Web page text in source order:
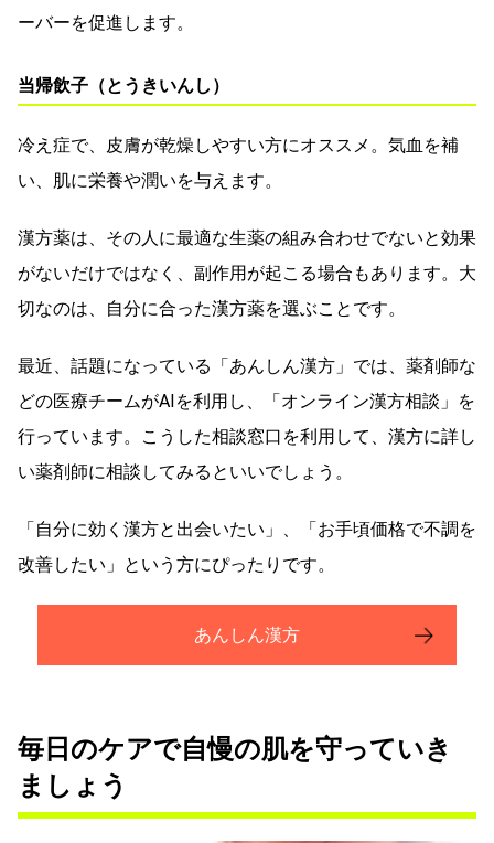
ーバーを促進します。
当帰飲子（とうきいんし）
冷え症で、皮膚が乾燥しやすい方にオススメ。気血を補
い、肌に栄養や潤いを与えます。
漢方薬は、その人に最適な生薬の組み合わせでないと効果
がないだけではなく、副作用が起こる場合もあります。大
切なのは、自分に合った漢方薬を選ぶことです。
最近、話題になっている「あんしん漢方」では、薬剤師な
どの医療チームがAIを利用し、「オンライン漢方相談」を
行っています。こうした相談窓口を利用して、漢方に詳し
い薬剤師に相談してみるといいでしょう。
「自分に効く漢方と出会いたい」、「お手頃価格で不調を
改善したい」という方にぴったりです。
あんしん漢方
毎日のケアで自慢の肌を守っていき
ましょう